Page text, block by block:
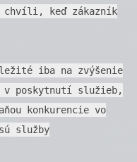
chvíli, keď zákazník
iba na zvýšenie
v poskytnutí služieb,
konkurencie vo
služby